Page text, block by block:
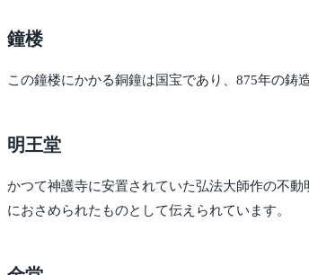
鐘楼
この鐘楼にかかる銅鐘は国宝であり、875年の鋳
明王堂
かつて神護寺に安置されていた弘法大師作の不
におさめられたものとして伝えられています。